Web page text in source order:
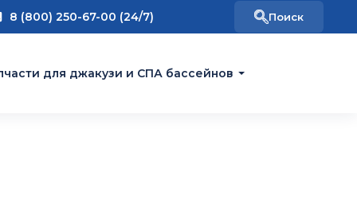
8 (800) 250-67-00 (24/7)
для джакузи и СПА бассейнов